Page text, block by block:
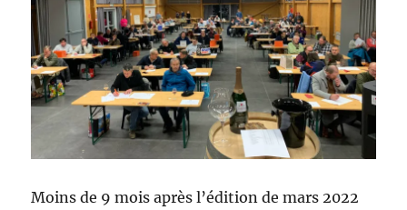
Moins de 9 mois après l’édition de mars 2022